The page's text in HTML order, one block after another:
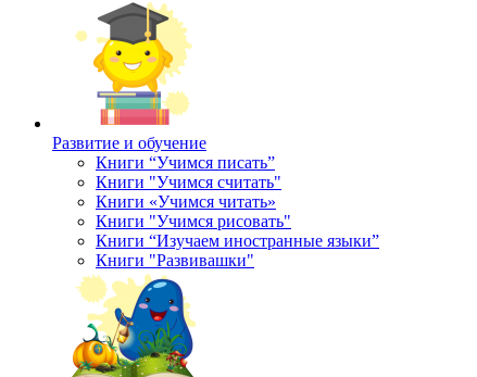
Развитие и обучение
Книги “Учимся писать”
Книги "Учимся считать"
Книги «Учимся читать»
Книги "Учимся рисовать"
Книги “Изучаем иностранные языки”
Книги "Развивашки"